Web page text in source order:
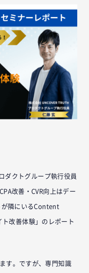
ダクトグループ執行役員
改善・CVR向上はデー
隣にいるContent
改善体験」のレポート
す。ですが、専門知識